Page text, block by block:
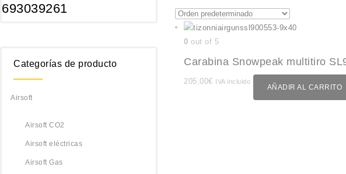
0 out of 5
Carabina Snowpeak multitiro
205,00€ IVA incluido
AÑADIR AL CARRITO
693039261
Categorías de producto
Airsoft
Airsoft CO2
Airsoft eléctricas
Airsoft Gas